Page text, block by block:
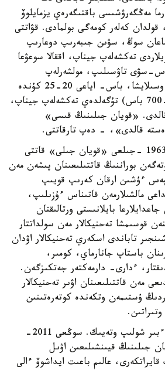
مەڭگەرۋشىسى باقتىگەرەي يزمايلوۆ
كەلەر كومەگى بولمادى. قۋاتتى
سوڭ، سۋىن جىبەرىپ دوعارىپ
تەكشەلەپ جيناپ، اققالا سوعۋعا
سۋى تاۋسىلىپ، مولشەرلەپ
تاماقتانۋعا تۋرا كەلدى. وسىلايشا، باس- اياعى 20-25 كۇندە
ءبىر وتار قويدى (600-700 باس) تۇگەلدەي تەكشەلەپ جيناپ،
«قويان جىلىنىڭ قىسى»
ەستە قالدى»، - دەپ تارقاتتى.
ءبىزدىڭ ولكەمىزدە دە 1963 -جىلعى «قويان جىلى» قاتتى
بوراننىڭ قاتتىلىعىنان پىشەن مەن
ءۇشىن ارقان كەرىپ قويىپ
مالشىلارمەن قاتىناس ءۇزىلىپ،
بايلانىستى ورتالىقتان
قوسىمشا تەحنيكالار مەن سولداتتار
تاباندى اسكەري تەحنيكالار اۋدان
باستاپ جانارماي، كومىر،
ءدارى- دارمەكتەر جەتكىزگەن.
مەن قاتتىلىعىنان اۋىر تەحنيكالار
ۇستىمەن وتكەندە كوتەرەتىنىن
بەرتىندەگى وقيعالاردى ءبىر شولىپ وتەيىك. سوڭعى 2011-
جىلىنىڭ قيىنشىلىعىن اۋىل
عالىم باعىت ايداشوۆ ءالى